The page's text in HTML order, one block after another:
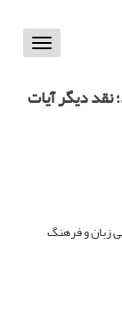
Toggle
آیه 46 سوره صاد؛ نقد دیگر آیات
زبان و فرهنگ